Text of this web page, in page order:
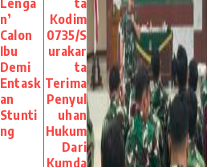
Lenga
n’
Calon
Ibu
Demi
Entask
an
Stunti
ng
ta
Kodim
0735/S
urakar
ta
Terima
Penyul
uhan
Hukum
Dari
Kumda